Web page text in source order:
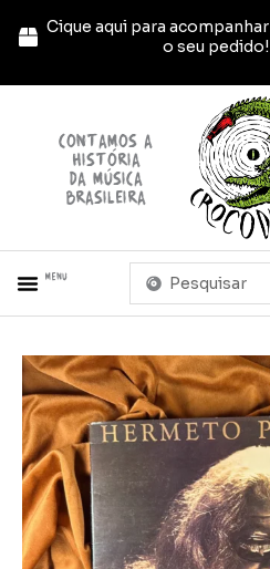
para
conteúdo
Cique aqui para acompanhar
o seu pedido!
contamos a
história
da música
brasileira
Menu
Pesquisar